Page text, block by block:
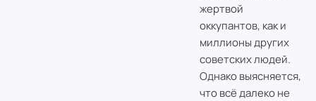
жертвой
оккупантов, как и
миллионы других
советских людей.
Однако выясняется,
что всё далеко не